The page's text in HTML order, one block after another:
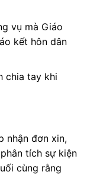
vụ mà Giáo
kết hôn dân
chia tay khi
nhận đơn xin,
tích sự kiện
cùng rằng